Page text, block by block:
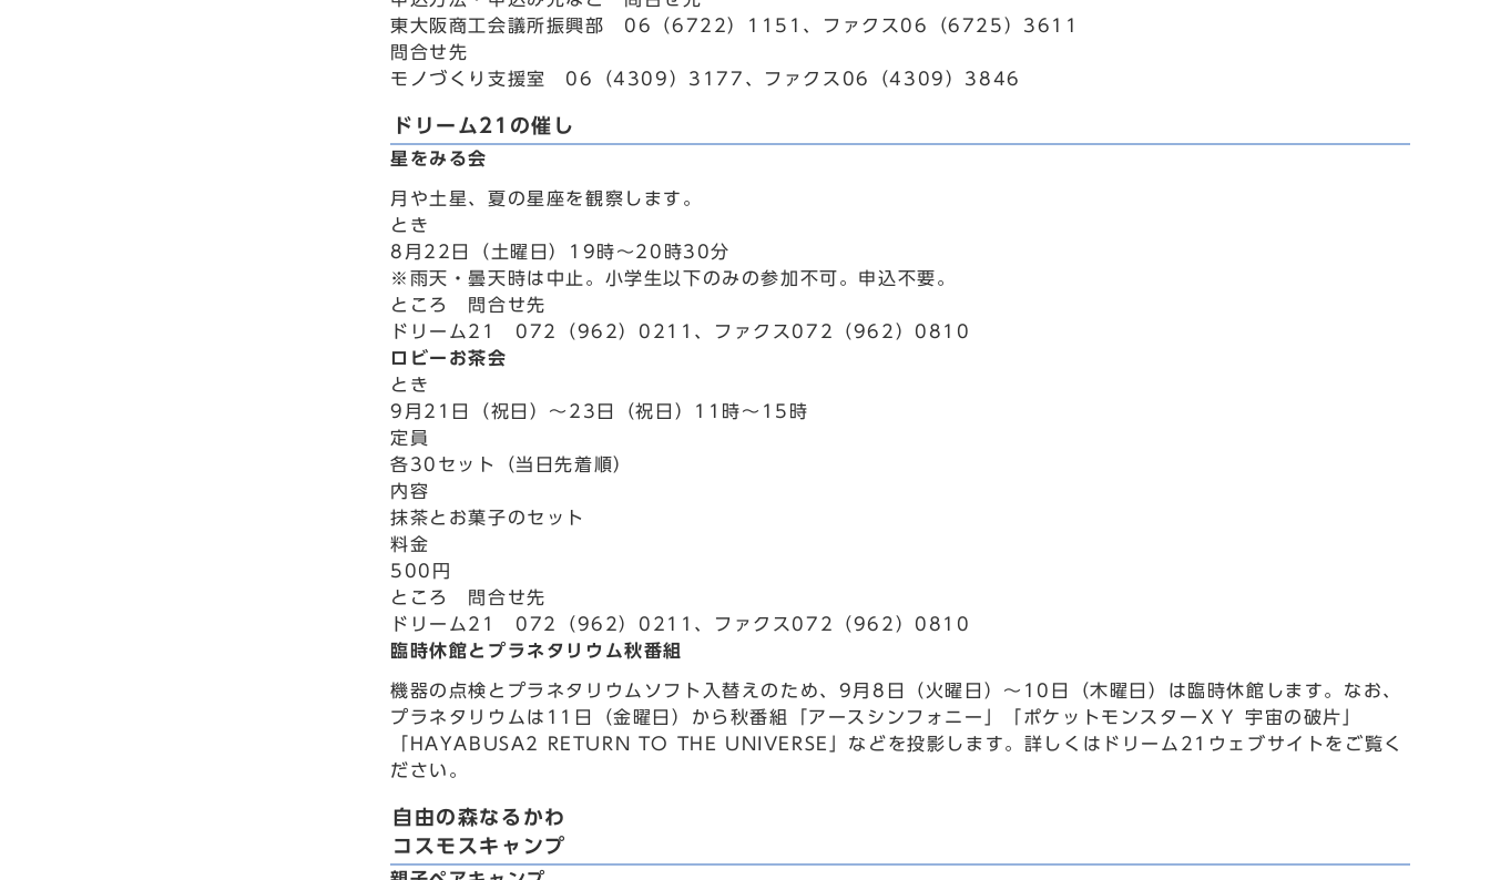
東大阪商工会議所振興部 06（6722）1151、ファクス06（6725）3611
問合せ先
モノづくり支援室 06（4309）3177、ファクス06（4309）3846
ドリーム21の催し
星をみる会
月や土星、夏の星座を観察します。
とき
8月22日（土曜日）19時～20時30分
※雨天・曇天時は中止。小学生以下のみの参加不可。申込不要。
ところ 問合せ先
ドリーム21 072（962）0211、ファクス072（962）0810
ロビーお茶会
とき
9月21日（祝日）～23日（祝日）11時～15時
定員
各30セット（当日先着順）
内容
抹茶とお菓子のセット
料金
500円
ところ 問合せ先
ドリーム21 072（962）0211、ファクス072（962）0810
臨時休館とプラネタリウム秋番組
機器の点検とプラネタリウムソフト入替えのため、9月8日（火曜日）～10日（木曜日）は臨時休館します。なお、
プラネタリウムは11日（金曜日）から秋番組「アースシンフォニー」「ポケットモンスターＸＹ 宇宙の破片」
「HAYABUSA2 RETURN TO THE UNIVERSE」などを投影します。詳しくはドリーム21ウェブサイトをご覧く
ださい。
自由の森なるかわ
コスモスキャンプ